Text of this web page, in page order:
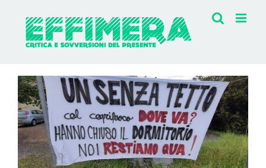
contenuto